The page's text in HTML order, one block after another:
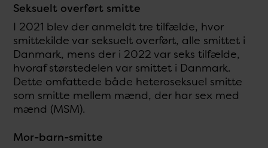
Seksuelt overført smitte
I 2021 blev der anmeldt tre tilfælde, hvor
smittekilde var seksuelt overført, alle smittet i
Danmark, mens der i 2022 var seks tilfælde,
hvoraf størstedelen var smittet i Danmark.
Dette omfattede både heteroseksuel smitte
som smitte mellem mænd, der har sex med
mænd (MSM).
Mor-barn-smitte